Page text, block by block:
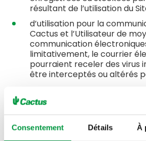
Consentement Détails À
résultant de l’utilisation du
d’utilisation pour la
Cactus et l’Utilisateur de
communication
limitativement, le courrier
pourraient receler des virus
être interceptés ou altérés
L’Utilisateur accepte que tout
toute utilisation du Site s’effectue
responsabilité.